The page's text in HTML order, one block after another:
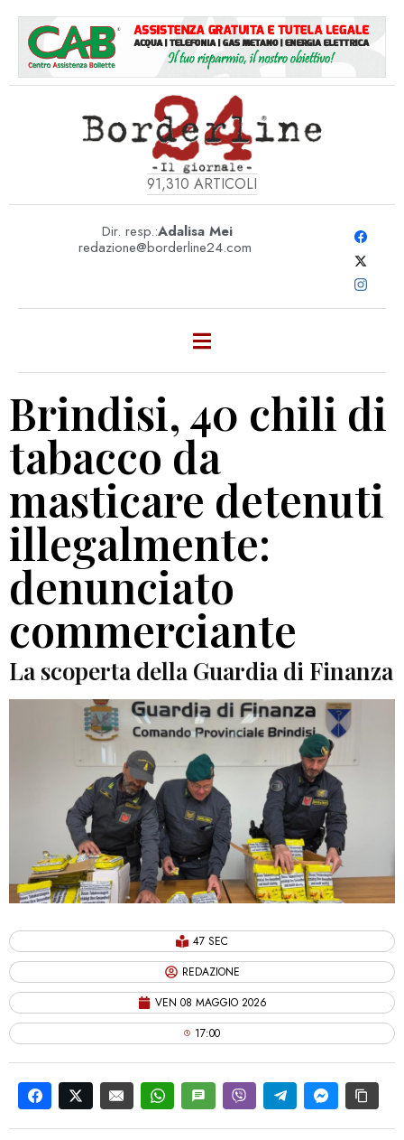
91,310 ARTICOLI
Dir. resp.:Adalisa Mei
redazione@borderline24.com
Brindisi, 40 chili di
tabacco da
masticare detenuti
illegalmente:
denunciato
commerciante
La scoperta della Guardia di Finanza
47 SEC
REDAZIONE
VEN 08 MAGGIO 2026
17:00